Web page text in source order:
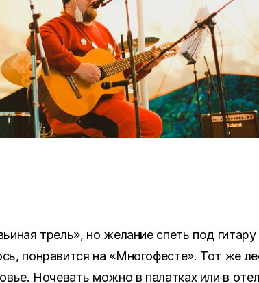
трель», но желание спеть под гитару
понравится на «Многофесте». Тот же
Ночевать можно в палатках или в